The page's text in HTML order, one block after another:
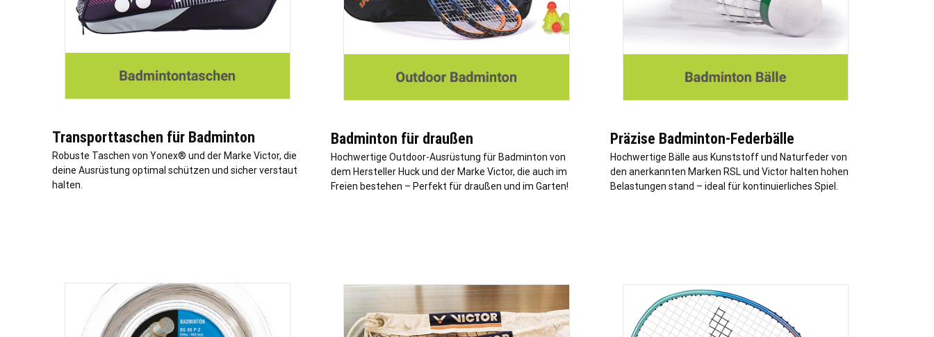
Transporttaschen für Badminton
Robuste Taschen von Yonex® und der Marke Victor, die
deine Ausrüstung optimal schützen und sicher verstaut
halten.
Badminton für draußen
Hochwertige Outdoor-Ausrüstung für Badminton von
dem Hersteller Huck und der Marke Victor, die auch im
Freien bestehen – Perfekt für draußen und im Garten!
Präzise Badminton-Federbälle
Hochwertige Bälle aus Kunststoff und Naturfeder von
den anerkannten Marken RSL und Victor halten hohen
Belastungen stand – ideal für kontinuierliches Spiel.